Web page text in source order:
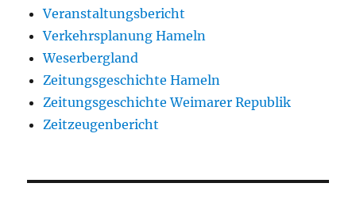
Veranstaltungsbericht
Verkehrsplanung Hameln
Weserbergland
Zeitungsgeschichte Hameln
Zeitungsgeschichte Weimarer Republik
Zeitzeugenbericht